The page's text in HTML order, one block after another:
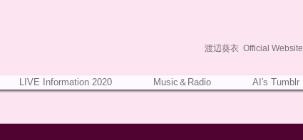
渡辺葵衣 Official Website
LIVE Information 2020 Music＆Radio AI's Tumblr